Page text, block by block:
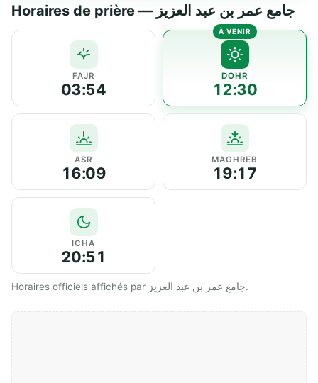
Horaires de prière — جامع عمر بن عبد العزيز
FAJR
03:54
DOHR
12:30
ASR
16:09
MAGHREB
19:17
ICHA
20:51
Horaires officiels affichés par جامع عمر بن عبد العزيز.